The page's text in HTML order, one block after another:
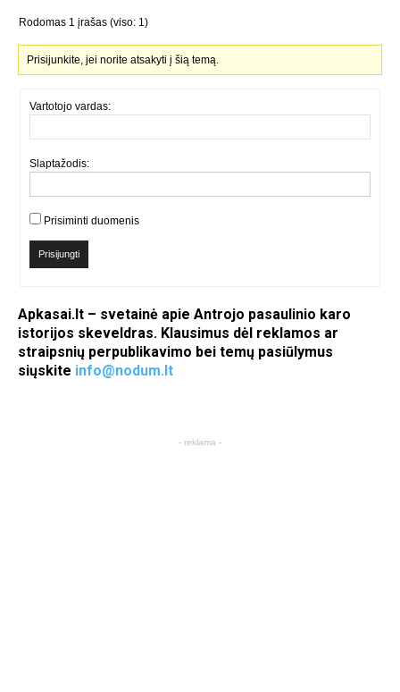
Rodomas 1 įrašas (viso: 1)
Prisijunkite, jei norite atsakyti į šią temą.
Vartotojo vardas:
Slaptažodis:
Prisiminti duomenis
Prisijungti
Apkasai.lt – svetainė apie Antrojo pasaulinio karo
istorijos skeveldras. Klausimus dėl reklamos ar
straipsnių perpublikavimo bei temų pasiūlymus
siųskite info@nodum.lt
- reklama -